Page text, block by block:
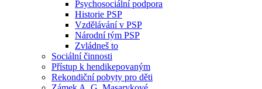
Psychosociální podpora
Historie PSP
Vzdělávání v PSP
Národní tým PSP
Zvládneš to
Sociální činnosti
Přístup k hendikepovaným
Rekondiční pobyty pro děti